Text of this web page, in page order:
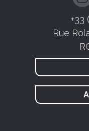
+33
Rue